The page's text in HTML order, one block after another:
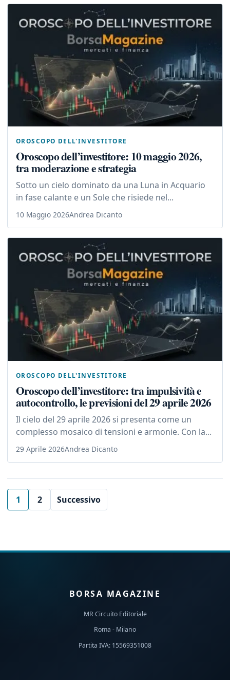
OROSCOPO DELL'INVESTITORE
Oroscopo dell’investitore: 10 maggio 2026,
tra moderazione e strategia
Sotto un cielo dominato da una Luna in Acquario
in fase calante e un Sole che risiede nel...
10 Maggio 2026Andrea Dicanto
OROSCOPO DELL'INVESTITORE
Oroscopo dell’investitore: tra impulsività e
autocontrollo, le previsioni del 29 aprile 2026
Il cielo del 29 aprile 2026 si presenta come un
complesso mosaico di tensioni e armonie. Con la...
29 Aprile 2026Andrea Dicanto
1 2 Successivo
BORSA MAGAZINE
MR Circuito Editoriale
Roma - Milano
Partita IVA: 15569351008